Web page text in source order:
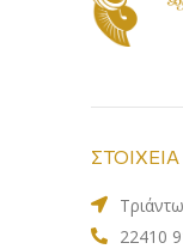
22410